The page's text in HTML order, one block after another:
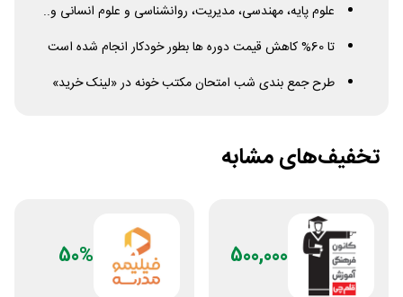
علوم پایه، مهندسی، مدیریت، روانشناسی و علوم انسانی و..
تا 60% کاهش قیمت دوره ها بطور خودکار انجام شده است
طرح جمع بندی شب امتحان مکتب خونه در «لینک خرید»
تخفیف‌های مشابه
500,000
50%